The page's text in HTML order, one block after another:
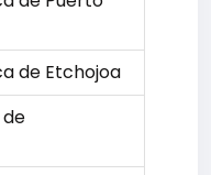
de Etchojoa